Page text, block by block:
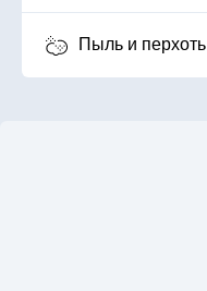
Пыль и перхоть